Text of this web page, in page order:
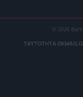
© 2026
ΤΑΥΤΟΤΗΤΑ